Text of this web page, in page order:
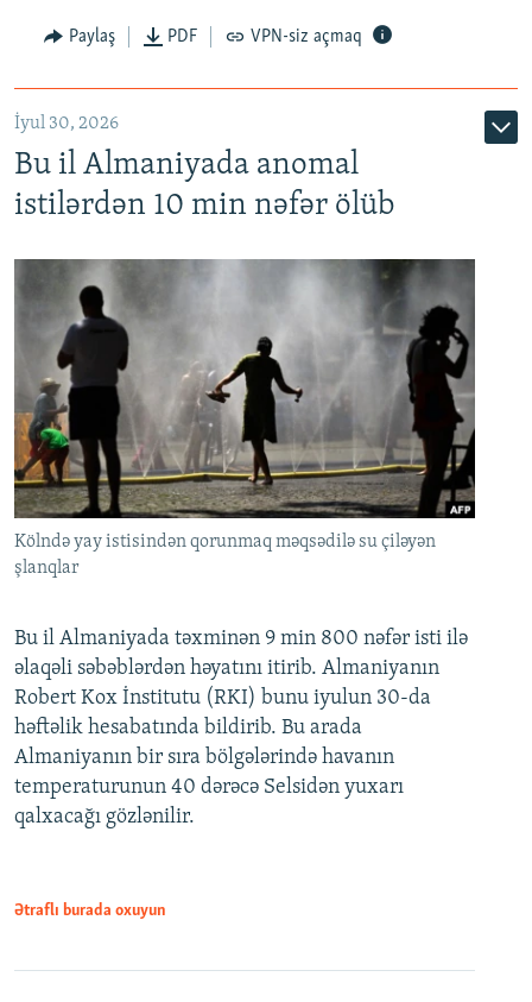
Paylaş PDF VPN-siz açmaq
İyul 30, 2026
Bu il Almaniyada anomal
istilərdən 10 min nəfər ölüb
Kölndə yay istisindən qorunmaq məqsədilə su çiləyən
şlanqlar
Bu il Almaniyada təxminən 9 min 800 nəfər isti ilə
əlaqəli səbəblərdən həyatını itirib. Almaniyanın
Robert Kox İnstitutu (RKI) bunu iyulun 30-da
həftəlik hesabatında bildirib. Bu arada
Almaniyanın bir sıra bölgələrində havanın
temperaturunun 40 dərəcə Selsidən yuxarı
qalxacağı gözlənilir.
Ətraflı burada oxuyun